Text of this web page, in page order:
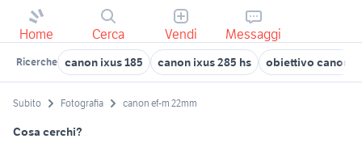
Home Cerca Vendi Messaggi
Ricerche canon ixus 185 canon ixus 285 hs obiettivo canon
Subito Fotografia canon ef-m 22mm
Cosa cerchi?